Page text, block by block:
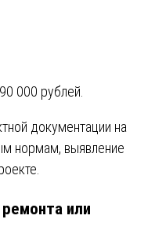
000 рублей.
документации на
нормам, выявление
или